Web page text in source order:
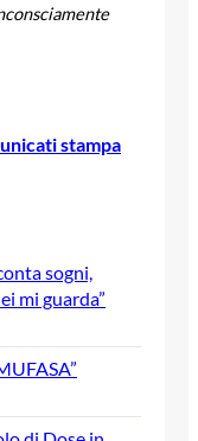
stampa
sogni,
mi guarda”